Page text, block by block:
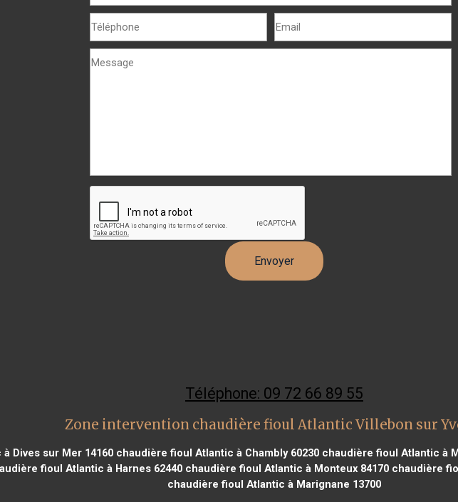
Téléphone: 09 72 66 89 55
Zone intervention chaudière fioul Atlantic Villebon sur
Dives sur Mer 14160chaudière fioul Atlantic à Chambly 60230chaudière fioul Atlantic à
fioul Atlantic à Harnes 62440 chaudière fioul Atlantic à Monteux 84170 chaudière
chaudière fioul Atlantic à Marignane 13700